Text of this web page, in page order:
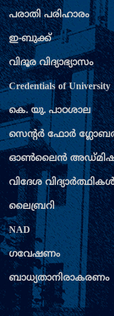
ശ്രീ. എ. പി.
12-04-1965 to 05-02-
ശ്രീ. ഭഗവാന്‍
06-02-1966 to 14-05-
പരാതി പരിഹാരം
ഇ-ബുക്ക്
വിദൂര വിദ്യാഭ്യാസം
Credentials of University
കെ. യു. പാഠശാല
സെന്‍റര്‍ ഫോര്‍
ഓണ്‍ലൈന്‍
വിദേശ
ലൈബ്രറി
NAD
ഗവേഷണം
ബാധ്യതാനിരാകരണം